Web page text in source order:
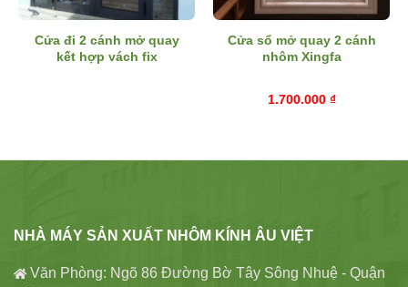
Cửa đi 2 cánh mở quay
kết hợp vách fix
Cửa sổ mở quay 2 cánh
nhôm Xingfa
1.700.000 ₫
NHÀ MÁY SẢN XUẤT NHÔM KÍNH ÂU VIỆT
Văn Phòng: Ngõ 86 Đường Bờ Tây Sông Nhuệ - Quận